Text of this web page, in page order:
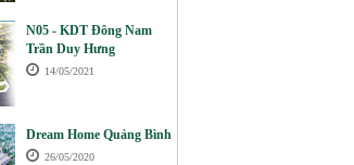
N05 - KDT Đông Nam
Trần Duy Hưng
14/05/2021
Dream Home Quảng Bình
26/05/2020